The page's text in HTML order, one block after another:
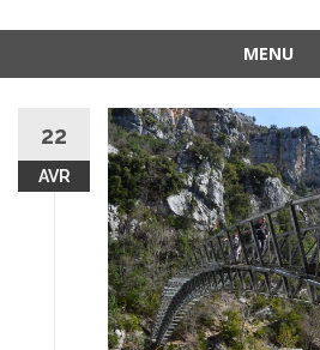
MENU
contenu
22
AVR